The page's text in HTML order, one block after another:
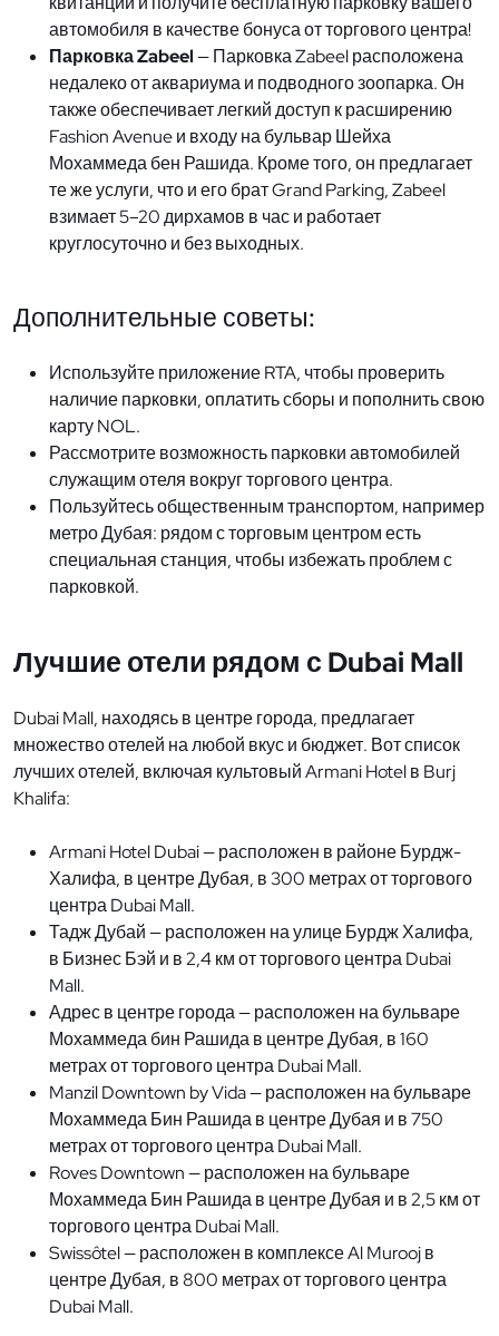
автомобиля в качестве бонуса от торгового центра!
Парковка Zabeel— Парковка Zabeel расположена
недалеко от аквариума и подводного зоопарка. Он
также обеспечивает легкий доступ к расширению
Fashion Avenue и входу на бульвар Шейха
Мохаммеда бен Рашида. Кроме того, он предлагает
те же услуги, что и его брат Grand Parking, Zabeel
взимает 5–20 дирхамов в час и работает
круглосуточно и без выходных.
Дополнительные советы:
Используйте приложение RTA, чтобы проверить
наличие парковки, оплатить сборы и пополнить свою
карту NOL.
Рассмотрите возможность парковки автомобилей
служащим отеля вокруг торгового центра.
Пользуйтесь общественным транспортом, например
метро Дубая: рядом с торговым центром есть
специальная станция, чтобы избежать проблем с
парковкой.
Лучшие отели рядом с Dubai Mall
Dubai Mall, находясь в центре города, предлагает
множество отелей на любой вкус и бюджет. Вот список
лучших отелей, включая культовый Armani Hotel в Burj
Khalifa:
Armani Hotel Dubai — расположен в районе Бурдж-
Халифа, в центре Дубая, в 300 метрах от торгового
центра Dubai Mall.
Тадж Дубай — расположен на улице Бурдж Халифа,
в Бизнес Бэй и в 2,4 км от торгового центра Dubai
Mall.
Адрес в центре города — расположен на бульваре
Мохаммеда бин Рашида в центре Дубая, в 160
метрах от торгового центра Dubai Mall.
Manzil Downtown by Vida — расположен на бульваре
Мохаммеда Бин Рашида в центре Дубая и в 750
метрах от торгового центра Dubai Mall.
Roves Downtown — расположен на бульваре
Мохаммеда Бин Рашида в центре Дубая и в 2,5 км от
торгового центра Dubai Mall.
Swissôtel — расположен в комплексе Al Murooj в
центре Дубая, в 800 метрах от торгового центра
Dubai Mall.